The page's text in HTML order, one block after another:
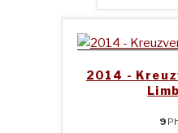
2014 -
9